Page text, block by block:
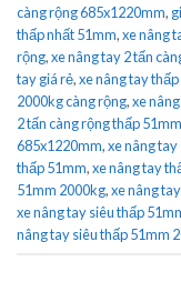
càng rộng 685x1220mm,
thấp nhất 51mm,xe nâng
rộng,xe nâng tay 2 tấn
tay giá rẻ,xe nâng tay
2000kg càng rộng,xe
2 tấn càng rộng thấp 51mm
685x1220mm,xe nâng
thấp 51mm,xe nâng tay
51mm 2000kg,xe nâng
xe nâng tay siêu thấp
nâng tay siêu thấp 51mm